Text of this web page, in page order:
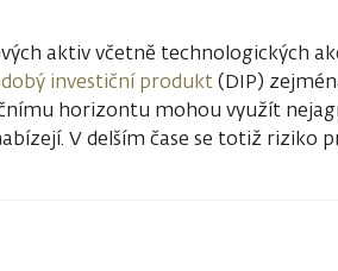
aktiv včetně technologických
investiční produkt(DIP)
horizontu mohou využít
V delším čase se totiž riziko